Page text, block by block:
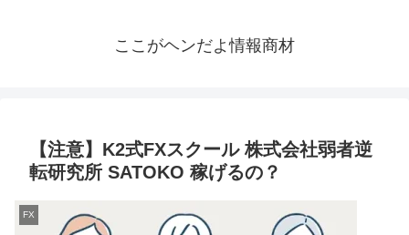
ここがヘンだよ情報商材
【注意】K2式FXスクール 株式会社弱者逆
転研究所 SATOKO 稼げるの？
FX